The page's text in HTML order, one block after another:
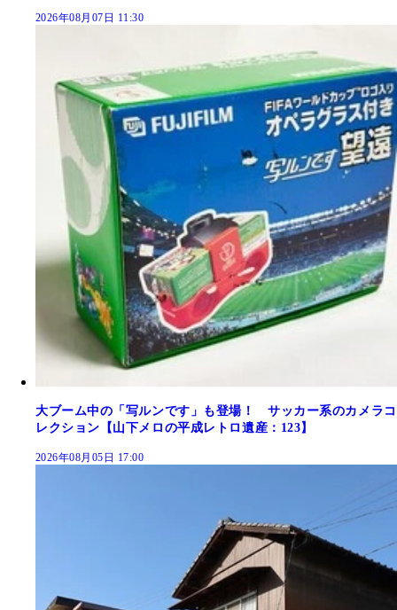
2026年08月07日 11:30
大ブーム中の「写ルンです」も登場！ サッカー系のカメラコ
レクション【山下メロの平成レトロ遺産：123】
2026年08月05日 17:00